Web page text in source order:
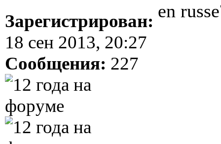
Зарегистрирован:
18 сен 2013, 20:27
Сообщения: 227
en